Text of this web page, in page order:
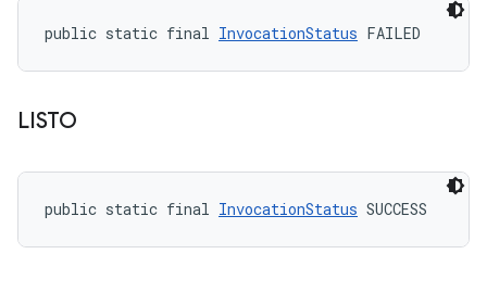
public static final InvocationStatus FAILED
LISTO
public static final InvocationStatus SUCCESS